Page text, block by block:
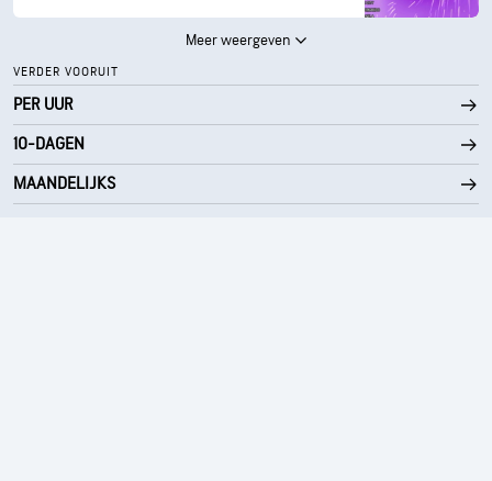
Meer weergeven
VERDER VOORUIT
PER UUR
10-DAGEN
MAANDELIJKS